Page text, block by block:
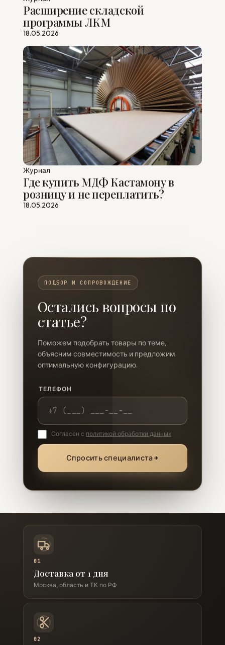
Расширение складской
программы ЛКМ
18.05.2026
Журнал
Где купить МДФ Кастамону в
розницу и не переплатить?
18.05.2026
ПОДБОР И СОПРОВОЖДЕНИЕ
Остались вопросы по
статье?
Поможем подобрать товары по теме,
объясним совместимость и предложим
оптимальную конфигурацию.
ТЕЛЕФОН
Согласен с политикой обработки данных
Спросить специалиста
01
Доставка от 1 дня
Москва, область и ТК по РФ
02